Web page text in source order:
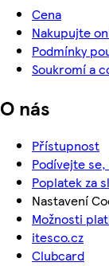
Cena
Nakupujte
Podmínky
Soukromí a
O nás
Přístupnost
Podívejte
Poplatek za
Nastavení
Možnosti
itesco.cz
Clubcard